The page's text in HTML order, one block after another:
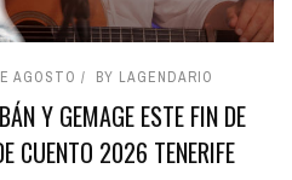
AGOSTO BY LAGENDARIO
Y GEMAGE ESTE FIN DE
CUENTO 2026 TENERIFE